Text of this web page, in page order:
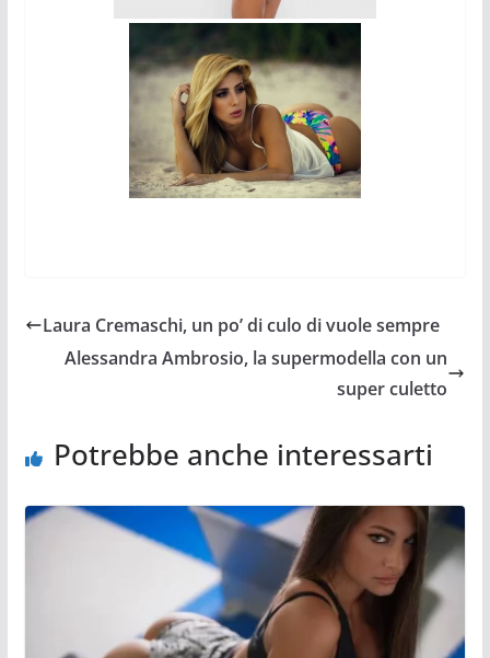
Laura Cremaschi, un po’ di culo di vuole sempre
Alessandra Ambrosio, la supermodella con un
super culetto
Potrebbe anche interessarti